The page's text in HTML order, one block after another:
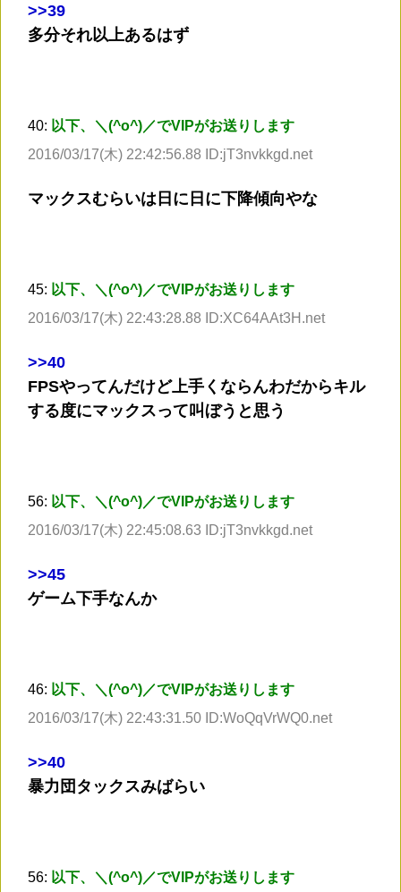
>>39
多分それ以上あるはず
40: 以下、＼(^o^)／でVIPがお送りします
2016/03/17(木) 22:42:56.88 ID:jT3nvkkgd.net
マックスむらいは日に日に下降傾向やな
45: 以下、＼(^o^)／でVIPがお送りします
2016/03/17(木) 22:43:28.88 ID:XC64AAt3H.net
>>40
FPSやってんだけど上手くならんわだからキル
する度にマックスって叫ぼうと思う
56: 以下、＼(^o^)／でVIPがお送りします
2016/03/17(木) 22:45:08.63 ID:jT3nvkkgd.net
>>45
ゲーム下手なんか
46: 以下、＼(^o^)／でVIPがお送りします
2016/03/17(木) 22:43:31.50 ID:WoQqVrWQ0.net
>>40
暴力団タックスみばらい
56: 以下、＼(^o^)／でVIPがお送りします